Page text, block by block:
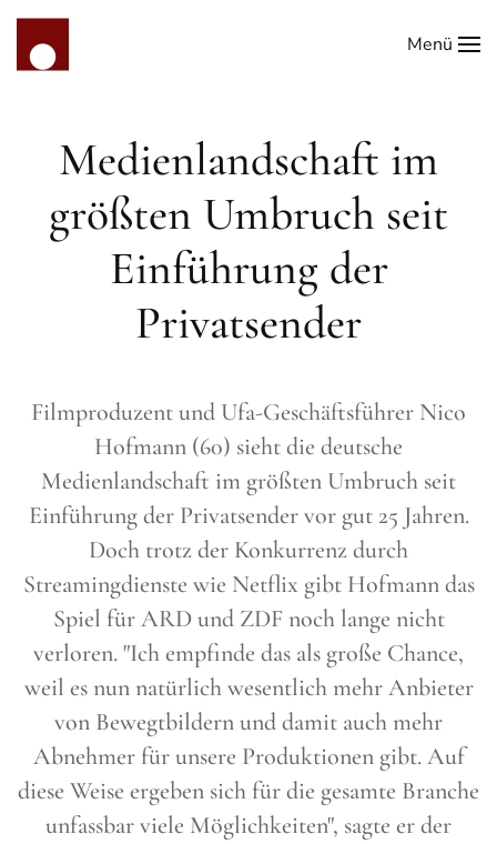
Zum Hauptinhalt springen
Menü
Medienlandschaft im
größten Umbruch seit
Einführung der
Privatsender
Filmproduzent und Ufa-Geschäftsführer Nico
Hofmann (60) sieht die deutsche
Medienlandschaft im größten Umbruch seit
Einführung der Privatsender vor gut 25 Jahren.
Doch trotz der Konkurrenz durch
Streamingdienste wie Netflix gibt Hofmann das
Spiel für ARD und ZDF noch lange nicht
verloren. "Ich empfinde das als große Chance,
weil es nun natürlich wesentlich mehr Anbieter
von Bewegtbildern und damit auch mehr
Abnehmer für unsere Produktionen gibt. Auf
diese Weise ergeben sich für die gesamte Branche
unfassbar viele Möglichkeiten", sagte er der